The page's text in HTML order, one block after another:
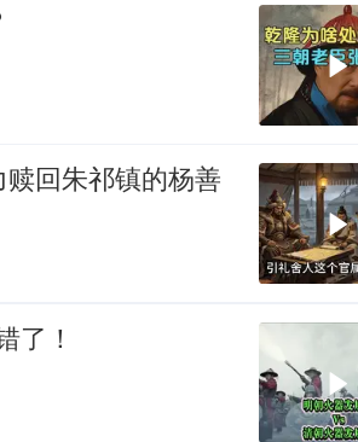
回朱祁镇的杨善
了！